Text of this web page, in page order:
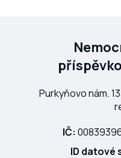
Purkyňovo nám.
IČ:
ID datové